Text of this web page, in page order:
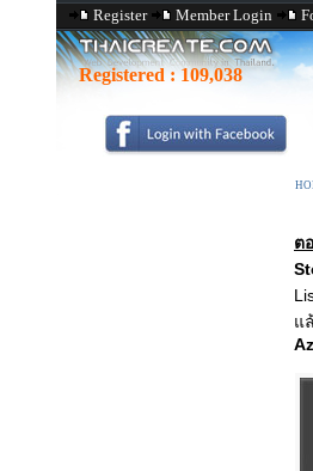
Register Member Login
Registered : 109,038
ต
แ